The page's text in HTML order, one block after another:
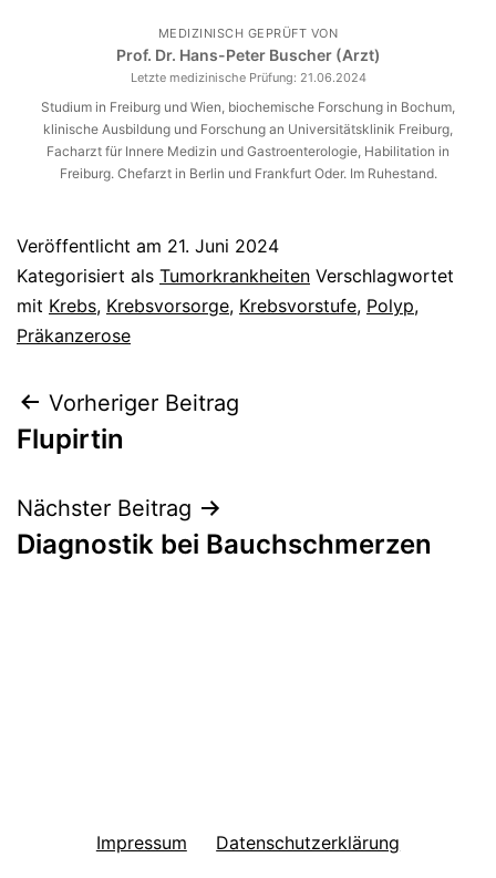
MEDIZINISCH GEPRÜFT VON
Prof. Dr. Hans-Peter Buscher (Arzt)
Letzte medizinische Prüfung: 21.06.2024
Studium in Freiburg und Wien, biochemische Forschung in Bochum,
klinische Ausbildung und Forschung an Universitätsklinik Freiburg,
Facharzt für Innere Medizin und Gastroenterologie, Habilitation in
Freiburg. Chefarzt in Berlin und Frankfurt Oder. Im Ruhestand.
Veröffentlicht am 21. Juni 2024
Kategorisiert als Tumorkrankheiten Verschlagwortet
mit Krebs, Krebsvorsorge, Krebsvorstufe, Polyp,
Präkanzerose
Beitragsnavigation
Vorheriger Beitrag
Flupirtin
Nächster Beitrag
Diagnostik bei Bauchschmerzen
Impressum Datenschutzerklärung